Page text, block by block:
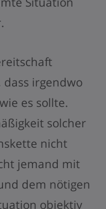
irgendwo
es sollte.
solcher
nicht
jemand mit
dem nötigen
objektiv